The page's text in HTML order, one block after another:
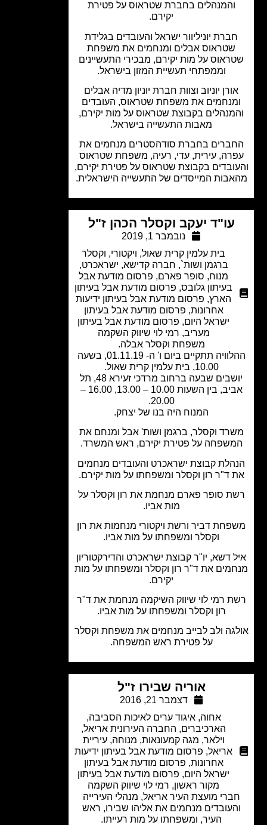
והמנהלים בחברת שטראוס על פטירת
יוניליוור ישראל והעובדים בגלידת
שטראוס אבלים ומנחמים את משפחת
על מות יקירם, מבכירי התעשיינים
וממפתחי תעשיית המזון בישראל.
יוניוב וצוות חברת יוניון מדיה אבלים
את משפחת שטראוס, העובדים
בקבוצת שטראוס על מות יקירם,
מאבות התעשייה בישראל.
בחברת סודהסטרים מנחמים את
עירית, עדי, רעיה, משפחת שטראוס
בקבוצת שטראוס על פטירת יקירם,
המייסדים של התעשייה הישראלית.
עו"ד יעקב וקסלר הכהן ז"ל
נובמבר 1, 2019
בית עלמין קרית שאול,ויקטורי, וקסלר
ברגמן ושות`,חברה קדישא,ישראכרט,
סופר פארם,פרסום מודעת אבל
בעיתון גלובס, פרסום מודעת אבל בעיתון
הארץ,
פרסום מודעת אבל בעיתון ידיעות
אחרונות,פרסום מודעת אבל בעיתון
ישראל היום,פרסום מודעת אבל בעיתון
רמי לוי שיווק השקמה
משפחת וקסלר אבלה.
ההלוויה תתקיים ביום ו' ה- 01.11.19, בשעה
יושבים שבעה ברחוב מרדכי זעירא 48, תל
אביב, בין השעות 10.00 – 13.00, 16.00 –
המנוח היה בנו של יצחק.
וקסלר, ברגמן ושות' אבל ומנחם את
על פטירת יקירם, ראש המשרד.
קבוצת ישראכרט והעובדים מנחמים
ד"ר רון וקסלר ומשפחתו על מות יקירם.
סופר פארם מנחמת את רון וקסלר על
מות אביו.
דביר ורשת ויקטורי מנחמות את רון
וקסלר ומשפחתו על מות אביו.
דשא, יו"ר קבוצת ישראכרט והדירקטוריון
את ד"ר רון וקסלר ומשפחתו על מות
רמי לוי שיווק השיקמה מנחמת את ד"ר
רון וקסלר ומשפחתו על מות אביו.
ולב לבייב מנחמים את משפחת וקסלר
על פטירת ראש המשפחה.
אוריה שבירו ז"ל
דצמבר 21, 2016
איגוד ערים לאיכות הסביבה,
הארכיברים,החברה העירונית אריאל,
מגה קמעונאות,מנוחה, עיריית
אריאל
פרסום מודעת אבל בעיתון ידיעות
אחרונות,פרסום מודעת אבל בעיתון
ישראל היום,פרסום מודעת אבל בעיתון
מקור ראשון,רמי לוי שיווק השקמה
מועצת העיר אריאל, מנהלי העירייה
מנחמים את אליהו שבירו, ראש
העיר, ומשפחתו על מות רעייתו.